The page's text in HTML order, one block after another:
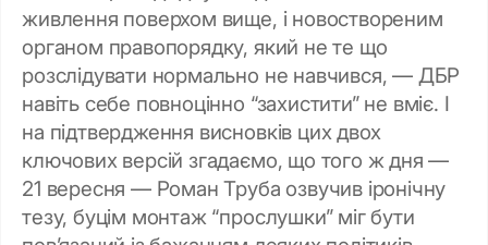
живлення поверхом вище, і новоствореним
органом правопорядку, який не те що
розслідувати нормально не навчився, — ДБР
навіть себе повноцінно “захистити” не вміє. І
на підтвердження висновків цих двох
ключових версій згадаємо, що того ж дня —
21 вересня — Роман Труба озвучив іронічну
тезу, буцім монтаж “прослушки” міг бути